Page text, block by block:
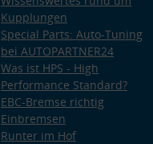
Kupplungen
Special Parts: Auto-Tuning
bei AUTOPARTNER24
Was ist HPS - High
Performance Standard?
EBC-Bremse richtig
Einbremsen
Runter im Hof